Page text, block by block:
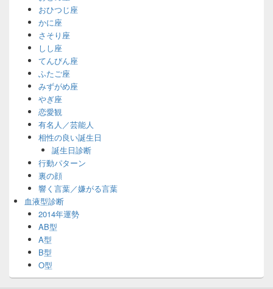
おひつじ座
かに座
さそり座
しし座
てんびん座
ふたご座
みずがめ座
やぎ座
恋愛観
有名人／芸能人
相性の良い誕生日
誕生日診断
行動パターン
裏の顔
響く言葉／嫌がる言葉
血液型診断
2014年運勢
AB型
A型
B型
O型